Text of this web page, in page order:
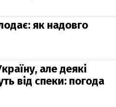
як надовго
але деякі
від спеки: погода